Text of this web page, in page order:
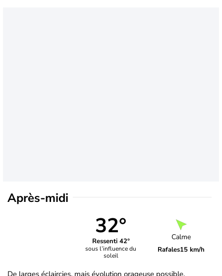
Après-midi
32°
Ressenti 42°
sous l’influence du
soleil
Calme
Rafales15 km/h
De larges éclaircies, mais évolution orageuse possible.